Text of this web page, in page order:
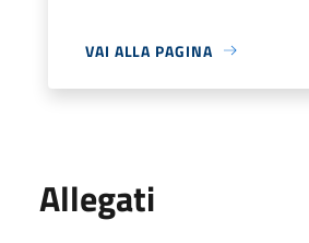
VAI ALLA PAGINA
Allegati